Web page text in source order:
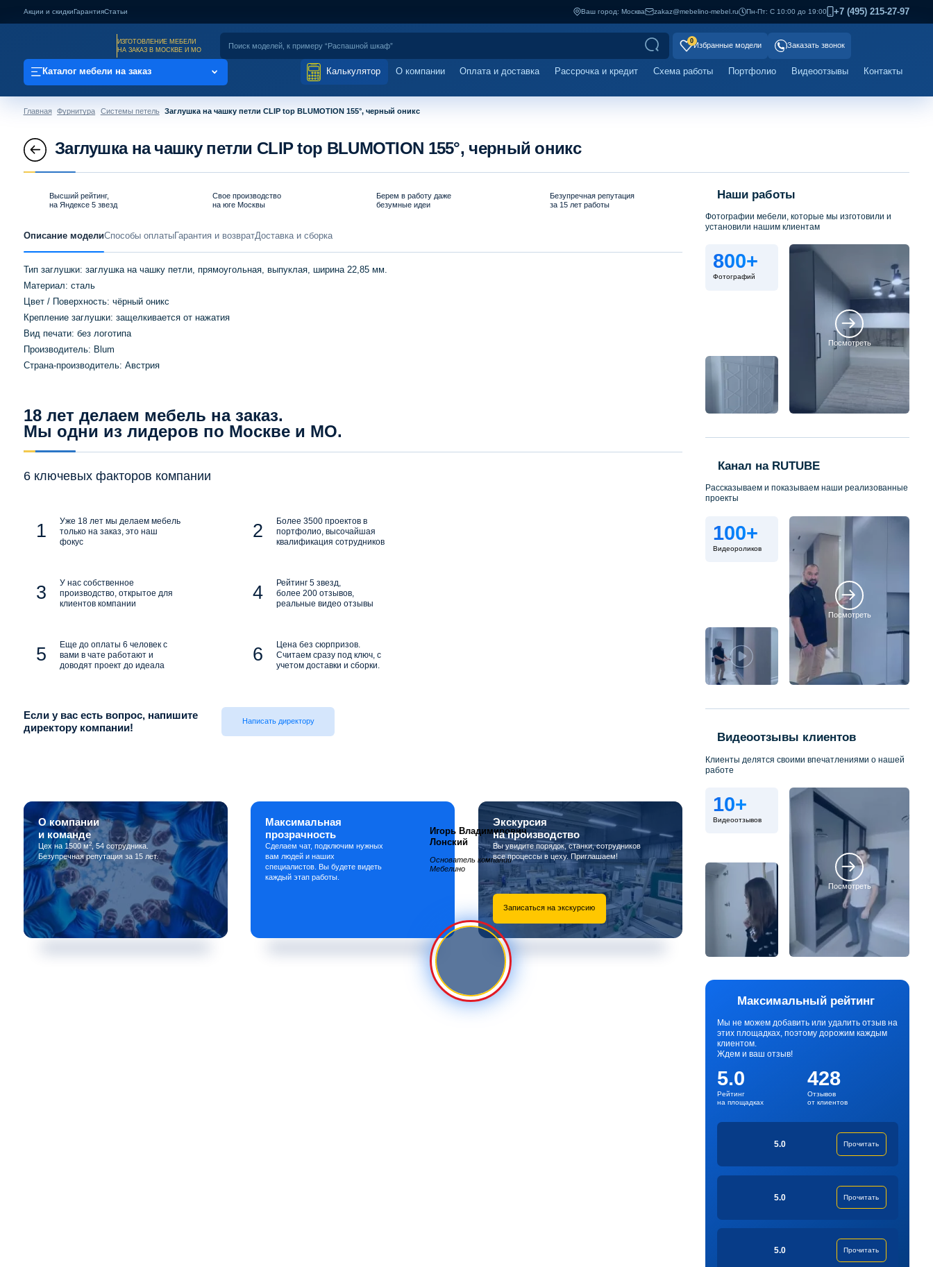
Акции и скидкиГарантияСтатьи Ваш город: Москва zakaz@mebelino-mebel.ru Пн-Пт: С 10:00 до 19:00 +7 (495) 215-27-97
ИЗГОТОВЛЕНИЕ МЕБЕЛИ
НА ЗАКАЗ В МОСКВЕ И МО
0
Избранные модели Заказать звонок
Каталог мебели на заказ Калькулятор О компании Оплата и доставка Рассрочка и кредит Схема работы Портфолио Видеоотзывы Контакты
Главная Фурнитура Системы петель Заглушка на чашку петли CLIP top BLUMOTION 155°, черный оникс
Заглушка на чашку петли CLIP top BLUMOTION 155°, черный оникс
Высший рейтинг,
на Яндексе 5 звезд
Свое производство
на юге Москвы
Берем в работу даже
безумные идеи
Безупречная репутация
за 15 лет работы
Описание модели Способы оплатыГарантия и возвратДоставка и сборка
Тип заглушки: заглушка на чашку петли, прямоугольная, выпуклая, ширина 22,85 мм.
Maтeриaл: сталь
Цвет / Поверхность: чёрный оникс
Крепление заглушки: защелкивается от нажатия
Вид печати: бeз лoгoтипa
Производитель: Blum
Страна-производитель: Австрия
18 лет делаем мебель на заказ.
Мы одни из лидеров по Москве и МО.
6 ключевых факторов компании
Уже 18 лет мы делаем мебель
только на заказ, это наш
фокус
Более 3500 проектов в
портфолио, высочайшая
квалификация сотрудников
У нас собственное
производство, открытое для
клиентов компании
Рейтинг 5 звезд,
более 200 отзывов,
реальные видео отзывы
Еще до оплаты 6 человек с
вами в чате работают и
доводят проект до идеала
Цена без сюрпризов.
Считаем сразу под ключ, с
учетом доставки и сборки.
Если у вас есть вопрос, напишите
директору компании!
Написать директору
Игорь Владимирович
Лонский
Основатель компании
Мебелино
О компании
и команде
Цех на 1500 м2, 54 сотрудника.
Безупречная репутация за 15 лет.
Максимальная
прозрачность
Сделаем чат, подключим нужных
вам людей и наших
специалистов. Вы будете видеть
каждый этап работы.
Экскурсия
на производство
Вы увидите порядок, станки, сотрудников
все процессы в цеху. Приглашаем!
Записаться на экскурсию
Наши работы
Фотографии мебели, которые мы изготовили и
установили нашим клиентам
800+
Фотографий
Посмотреть
Канал на RUTUBE
Рассказываем и показываем наши реализованные
проекты
100+
Видеороликов
Посмотреть
Видеоотзывы клиентов
Клиенты делятся своими впечатлениями о нашей
работе
10+
Видеоотзывов
Посмотреть
Максимальный рейтинг
Мы не можем добавить или удалить отзыв на
этих площадках, поэтому дорожим каждым
клиентом.
Ждем и ваш отзыв!
5.0
Рейтинг
на площадках
428
Отзывов
от клиентов
5.0 Прочитать
5.0 Прочитать
5.0 Прочитать